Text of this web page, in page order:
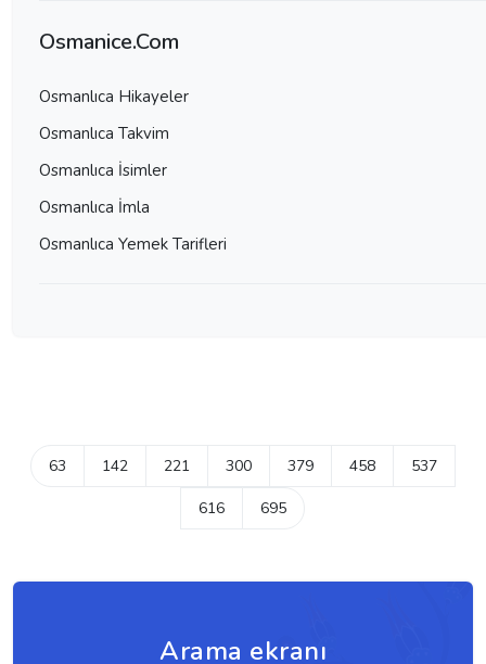
Osmanice.Com
Osmanlıca Hikayeler
Osmanlıca Takvim
Osmanlıca İsimler
Osmanlıca İmla
Osmanlıca Yemek Tarifleri
63 142 221 300 379 458 537
616 695
Arama ekranı